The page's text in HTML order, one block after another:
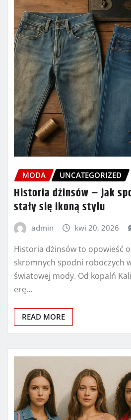
MODA UNCATEGORIZED
Historia dżinsów – jak
stały się ikoną stylu
admin kwi 20, 2026
Historia dżinsów to opowieść
skromnych spodni roboczych
światowej mody. Od kopalń
erę…
READ MORE